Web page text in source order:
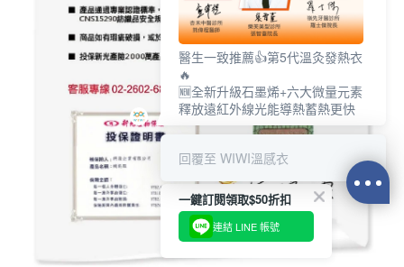
一鍵訂閱領取$50折扣
連結 LINE 帳號
醫生一致推薦👍第5代溫灸發熱衣
🔥
🆕全新升級石墨烯+六大微量元素
釋放遠紅外線光能導熱蓄熱更快
回覆至 WIWI溫感衣